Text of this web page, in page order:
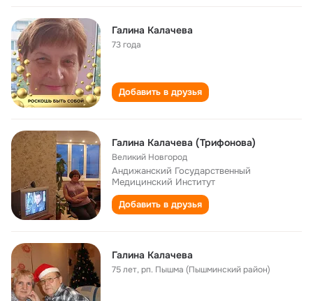
Галина Калачева
73 года
Добавить в друзья
Галина Калачева (Трифонова)
Великий Новгород
Андижанский Государственный
Медицинский Институт
Добавить в друзья
Галина Калачева
75 лет,рп. Пышма (Пышминский район)